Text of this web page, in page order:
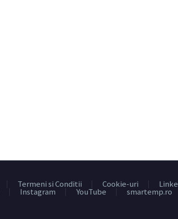
Termeni si Conditii Cookie-uri
Instagram YouTube smartemp.ro